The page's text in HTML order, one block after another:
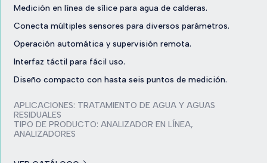
Medición en línea de sílice para agua de calderas.
Conecta múltiples sensores para diversos parámetros.
Operación automática y supervisión remota.
Interfaz táctil para fácil uso.
Diseño compacto con hasta seis puntos de medición.
APLICACIONES: TRATAMIENTO DE AGUA Y AGUAS
RESIDUALES
TIPO DE PRODUCTO:ANALIZADOR EN LÍNEA,
ANALIZADORES